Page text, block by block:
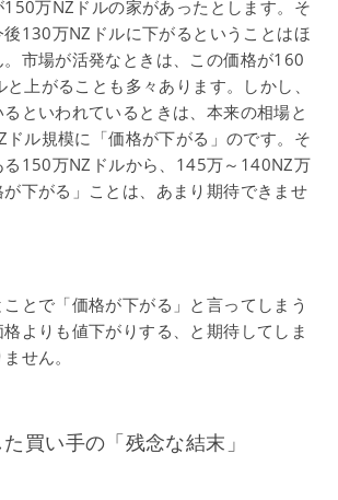
万NZドルの家があったとします。そ
130万NZドルに下がるということはほ
市場が活発なときは、この価格が160
上がることも多々あります。しかし、
といわれているときは、本来の相場と
ル規模に「価格が下がる」のです。そ
る150万NZドルから、145万～140NZ万
が下がる」ことは、あまり期待できませ
とで「価格が下がる」と言ってしまう
よりも値下がりする、と期待してしま
せん。
買い手の「残念な結末」